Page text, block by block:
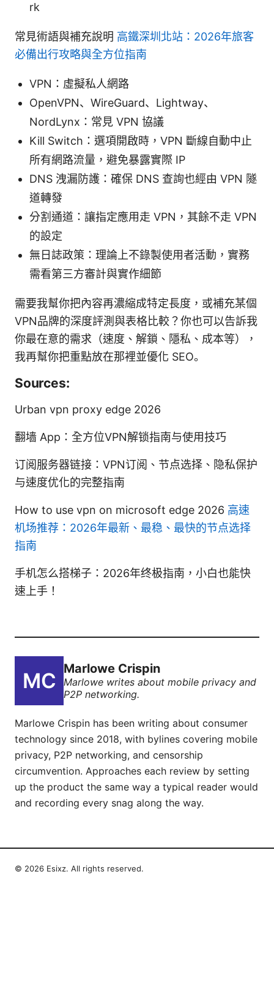
rk
常見術語與補充說明 高鐵深圳北站：2026年旅客
必備出行攻略與全方位指南
VPN：虛擬私人網路
OpenVPN、WireGuard、Lightway、
NordLynx：常見 VPN 協議
Kill Switch：選項開啟時，VPN 斷線自動中止
所有網路流量，避免暴露實際 IP
DNS 洩漏防護：確保 DNS 查詢也經由 VPN 隧
道轉發
分割通道：讓指定應用走 VPN，其餘不走 VPN
的設定
無日誌政策：理論上不錄製使用者活動，實務
需看第三方審計與實作細節
需要我幫你把內容再濃縮成特定長度，或補充某個
VPN品牌的深度評測與表格比較？你也可以告訴我
你最在意的需求（速度、解鎖、隱私、成本等），
我再幫你把重點放在那裡並優化 SEO。
Sources:
Urban vpn proxy edge 2026
翻墙 App：全方位VPN解锁指南与使用技巧
订阅服务器链接：VPN订阅、节点选择、隐私保护
与速度优化的完整指南
How to use vpn on microsoft edge 2026 高速
机场推荐：2026年最新、最稳、最快的节点选择
指南
手机怎么搭梯子：2026年终极指南，小白也能快
速上手！
Marlowe Crispin
Marlowe writes about mobile privacy and
P2P networking.
Marlowe Crispin has been writing about consumer
technology since 2018, with bylines covering mobile
privacy, P2P networking, and censorship
circumvention. Approaches each review by setting
up the product the same way a typical reader would
and recording every snag along the way.
© 2026 Esixz. All rights reserved.